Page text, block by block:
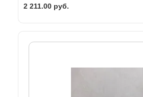
2 211.00 руб.